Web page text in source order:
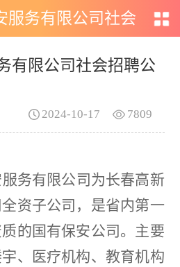
服务有限公司社会
聘公告
有限公司社会招聘公
7809
2024-10-17
务有限公司为长春高新
资子公司，是省内第一
的国有保安公司。主要
、医疗机构、教育机构